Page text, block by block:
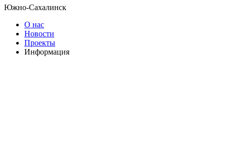
Южно-Сахалинск
О нас
Новости
Проекты
Информация